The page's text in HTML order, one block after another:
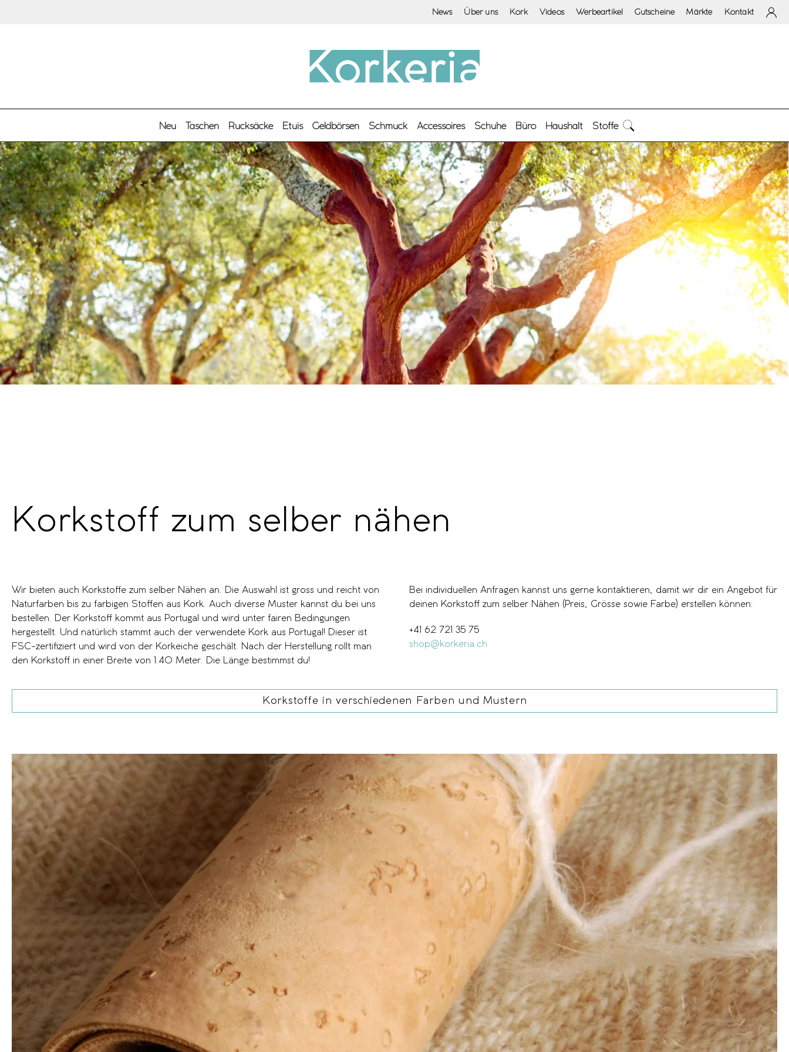
News Über uns Kork Videos Werbeartikel Gutscheine Märkte Kontakt
Neu Taschen Rucksäcke Etuis Geldbörsen Schmuck Accessoires Schuhe Büro Haushalt Stoffe
Korkstoff zum selber nähen
Wir bieten auch Korkstoffe zum selber Nähen an. Die Auswahl ist gross und reicht von
Naturfarben bis zu farbigen Stoffen aus Kork. Auch diverse Muster kannst du bei uns
bestellen. Der Korkstoff kommt aus Portugal und wird unter fairen Bedingungen
hergestellt. Und natürlich stammt auch der verwendete Kork aus Portugal! Dieser ist
FSC-zertifiziert und wird von der Korkeiche geschält. Nach der Herstellung rollt man
den Korkstoff in einer Breite von 1.40 Meter. Die Länge bestimmst du!
Bei individuellen Anfragen kannst uns gerne kontaktieren, damit wir dir ein Angebot für
deinen Korkstoff zum selber Nähen (Preis, Grösse sowie Farbe) erstellen können:
+41 62 721 35 75
shop@korkeria.ch
Korkstoffe in verschiedenen Farben und Mustern